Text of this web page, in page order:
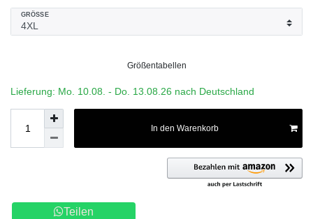
GRÖSSE
Größentabellen
Lieferung: Mo. 10.08. - Do. 13.08.26 nach Deutschland
In den Warenkorb
Teilen